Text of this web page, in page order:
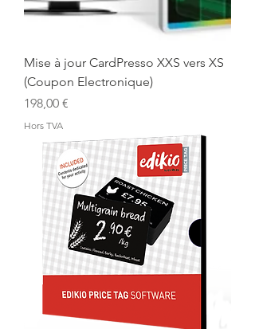
Mise à jour CardPresso XXS vers XS
(Coupon Electronique)
Prix
198,00 €
Hors TVA